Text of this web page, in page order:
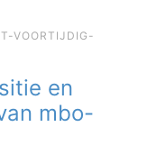
VOORTIJDIG-
en
mbo-